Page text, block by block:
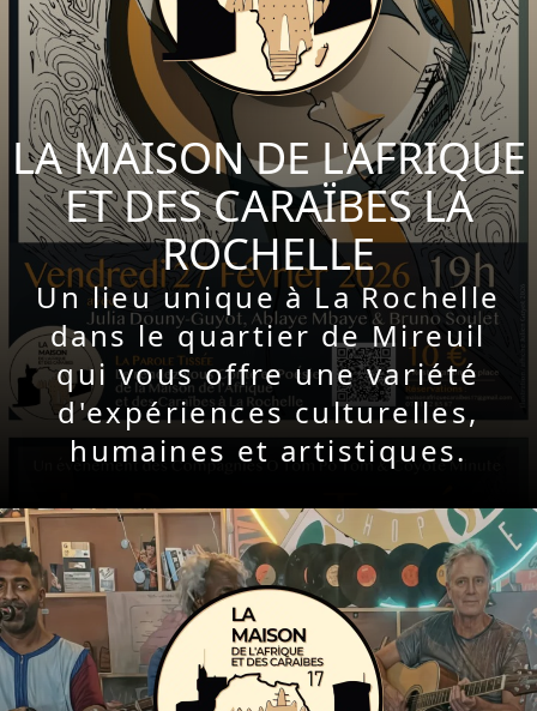
LA MAISON DE L'AFRIQUE
ET DES CARAÏBES LA
ROCHELLE
Un lieu unique à La Rochelle
dans le quartier de Mireuil
qui vous offre une variété
d'expériences culturelles,
humaines et artistiques.